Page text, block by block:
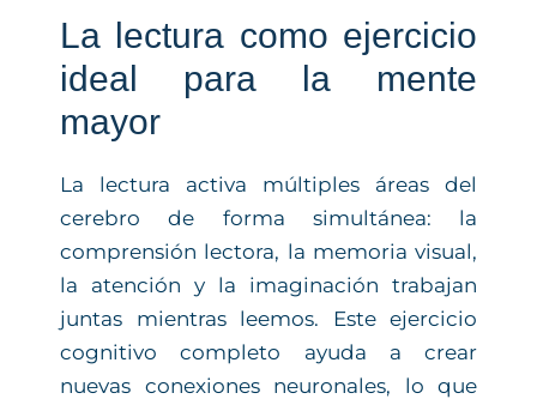
La lectura como ejercicio
ideal para la mente
mayor
La lectura activa múltiples áreas del
cerebro de forma simultánea: la
comprensión lectora, la memoria visual,
la atención y la imaginación trabajan
juntas mientras leemos. Este ejercicio
cognitivo completo ayuda a crear
nuevas conexiones neuronales, lo que